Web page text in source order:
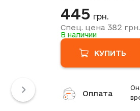
445 грн.
Спец. цена 382 грн.
В наличии
КУПИТЬ
Оплата